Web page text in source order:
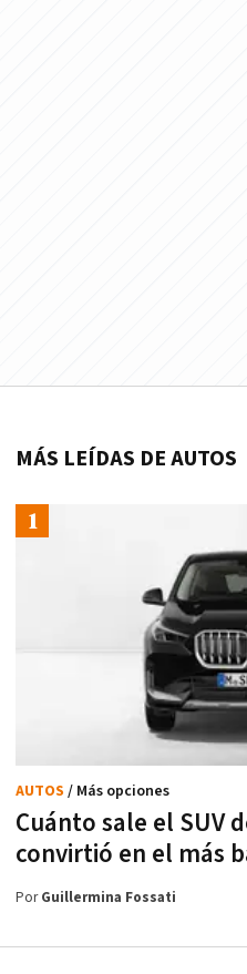
MÁS LEÍDAS DE AUTOS
Cuánto sale el SUV
convirtió en el más
AUTOS / Más opciones
PorGuillermina Fossati